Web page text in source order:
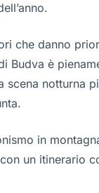
che danno
Budva è
scena notturna
in
un itinerario